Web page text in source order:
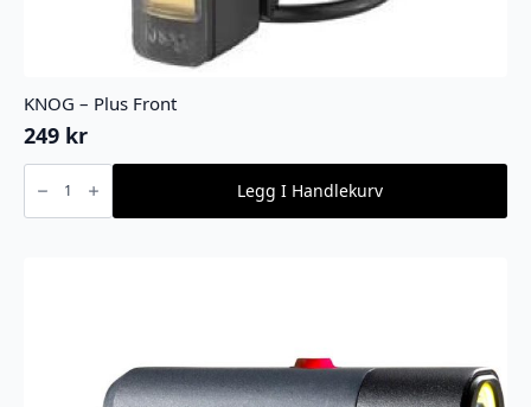
KNOG – Plus Front
249 kr
KNOG
Plus
Front
Legg I Handlekurv